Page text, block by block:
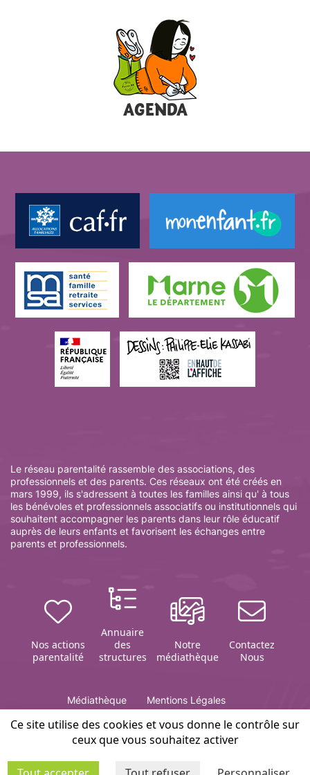
AGENDA
Le réseau parentalité rassemble des associations, des
professionnels et des parents. Ces réseaux ont été créés en
mars 1999, ils s'adressent à toutes les familles ainsi qu' à tous
les bénévoles et professionnels associatifs ou institutionnels qui
souhaitent accompagner les parents dans leur rôle éducatif
auprès de leurs enfants et favorisent les échanges entre
parents et professionnels.
Nos actions
parentalité
Annuaire
des
structures
Notre
médiathèque
Contactez
Nous
Médiathèque
Mentions Légales
Editeur du site Infosparents 51 :association ARETAF
Ce site utilise des cookies et vous donne le contrôle sur
ceux que vous souhaitez activer